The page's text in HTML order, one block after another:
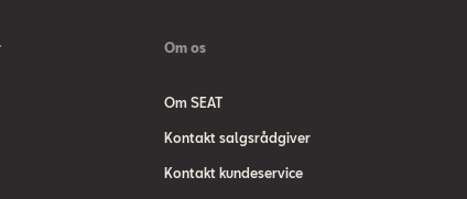
Om os
Om SEAT
Kontakt salgsrådgiver
Kontakt kundeservice